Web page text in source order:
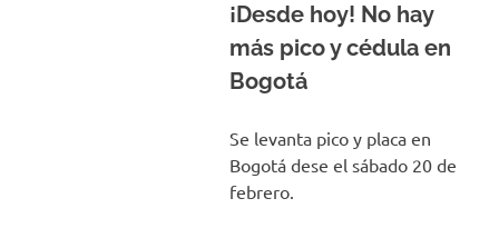
¡Desde hoy! No hay
más pico y cédula en
Bogotá
Se levanta pico y placa en
Bogotá dese el sábado 20 de
febrero.